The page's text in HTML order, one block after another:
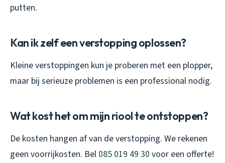
putten.
Kan ik zelf een verstopping oplossen?
Kleine verstoppingen kun je proberen met een plopper,
maar bij serieuze problemen is een professional nodig.
Wat kost het om mijn riool te ontstoppen?
De kosten hangen af van de verstopping. We rekenen
geen voorrijkosten. Bel 085 019 49 30 voor een offerte!